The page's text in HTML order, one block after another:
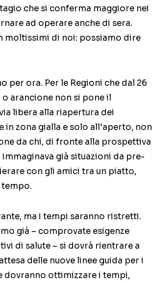
che si conferma maggiore nei
ad operare anche di sera.
moltissimi di noi: possiamo dire
per ora. Per le Regioni che dal 26
arancione non si pone il
libera alla riapertura dei
zona gialla e solo all’aperto, non
da chi, di fronte alla prospettiva
già situazioni da pre-
con gli amici tra un piatto,
tempo.
ma i tempi saranno ristretti.
già – comprovate esigenze
di salute – si dovrà rientrare a
delle nuove linee guida per i
dovranno ottimizzare i tempi,